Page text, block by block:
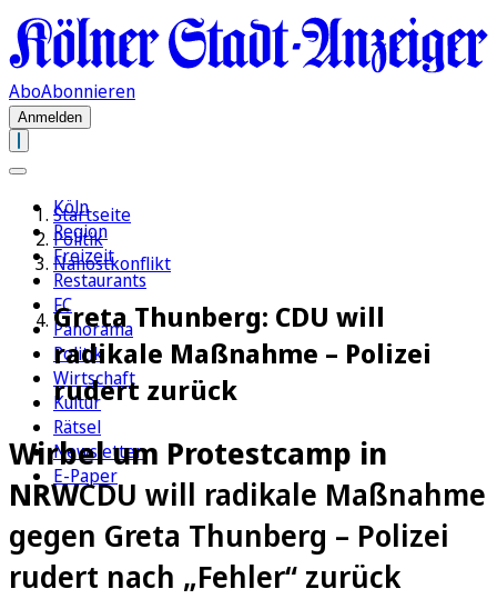
AboAbonnieren
Anmelden
Köln
Region
Freizeit
Restaurants
FC
Panorama
Politik
Wirtschaft
Kultur
Rätsel
Newsletter
E-Paper
Startseite
Politik
Nahostkonflikt
Greta Thunberg: CDU will
radikale Maßnahme – Polizei
rudert zurück
Wirbel um Protestcamp in
NRWCDU will radikale Maßnahme
gegen Greta Thunberg – Polizei
rudert nach „Fehler“ zurück